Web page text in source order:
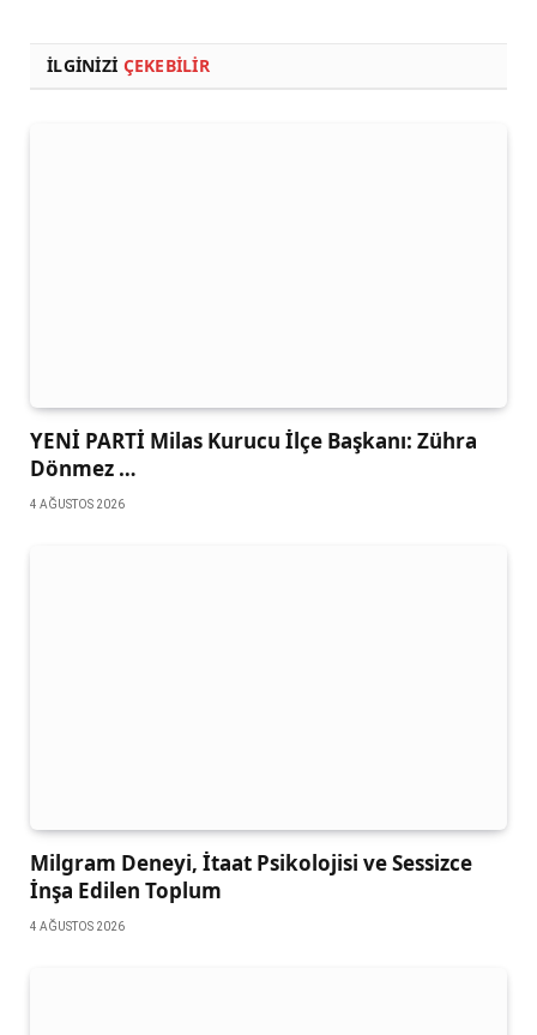
İLGINIZI ÇEKEBILIR
YENİ PARTİ Milas Kurucu İlçe Başkanı: Zühra
Dönmez …
4 AĞUSTOS 2026
Milgram Deneyi, İtaat Psikolojisi ve Sessizce
İnşa Edilen Toplum
4 AĞUSTOS 2026